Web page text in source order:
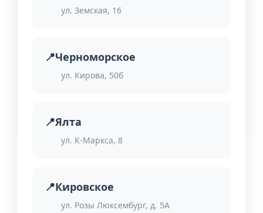
ул. Земская, 16
Черноморское
ул. Кирова, 50б
Ялта
ул. К-Маркса, 8
Кировское
ул. Розы Люксембург, д. 5А